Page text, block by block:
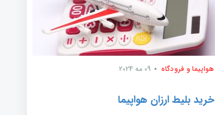
هواپیما و فرودگاه 09 مه 2024
خرید بلیط ارزان هواپیما